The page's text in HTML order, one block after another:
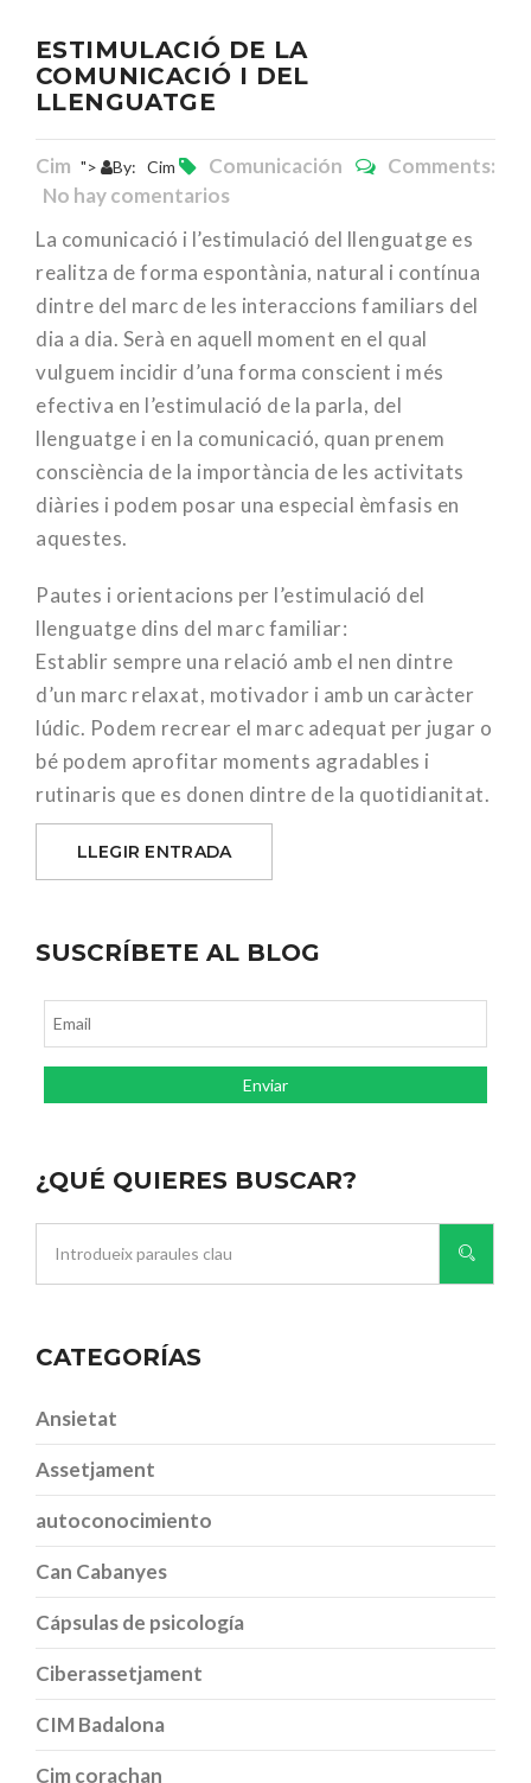
ESTIMULACIÓ DE LA
COMUNICACIÓ I DEL
LLENGUATGE
Cim "> By: Cim Comunicación
Comments:
No hay comentarios
La comunicació i l’estimulació del llenguatge es
realitza de forma espontània, natural i contínua
dintre del marc de les interaccions familiars del
dia a dia. Serà en aquell moment en el qual
vulguem incidir d’una forma conscient i més
efectiva en l’estimulació de la parla, del
llenguatge i en la comunicació, quan prenem
consciència de la importància de les activitats
diàries i podem posar una especial èmfasis en
aquestes.
Pautes i orientacions per l’estimulació del
llenguatge dins del marc familiar:
Establir sempre una relació amb el nen dintre
d’un marc relaxat, motivador i amb un caràcter
lúdic. Podem recrear el marc adequat per jugar o
bé podem aprofitar moments agradables i
rutinaris que es donen dintre de la quotidianitat.
LLEGIR ENTRADA
SUSCRÍBETE AL BLOG
¿QUÉ QUIERES BUSCAR?
CATEGORÍAS
Ansietat
Assetjament
autoconocimiento
Can Cabanyes
Cápsulas de psicología
Ciberassetjament
CIM Badalona
Cim corachan